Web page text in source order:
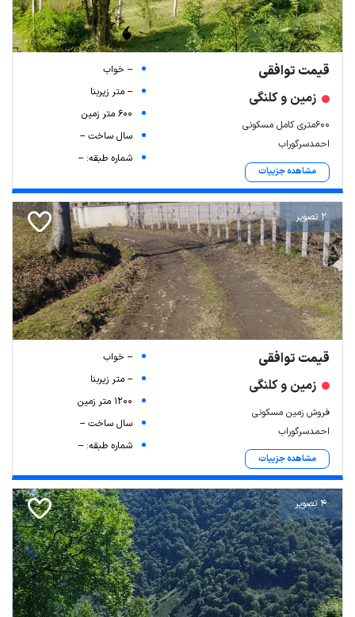
Leaflet| Map data ©ariamarz.com
قیمت توافقی
زمین و کلنگی
۶۰۰متری کامل مسکونی
احمدسرگوراب
مشاهده جزییات
-- خواب
-- متر زیربنا
600 متر زمین
سال ساخت --
شماره طبقه: --
2 تصویر
قیمت توافقی
زمین و کلنگی
فروش زمین مسکونی
احمدسرگوراب
مشاهده جزییات
-- خواب
-- متر زیربنا
1200 متر زمین
سال ساخت --
شماره طبقه: --
4 تصویر